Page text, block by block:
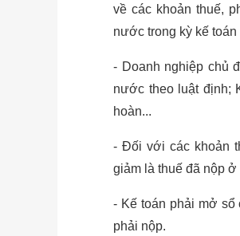
về các khoản thuế,
nước trong kỳ kế toán
- Doanh nghiệp chủ
nước theo luật định;
hoàn...
- Đối với các khoản
giảm là thuế đã nộp
- Kế toán phải mở sổ
phải nộp.